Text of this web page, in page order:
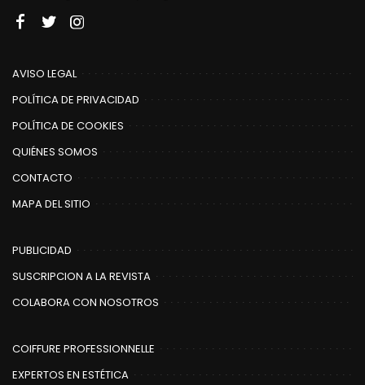
AVISO LEGAL
POLÍTICA DE PRIVACIDAD
POLÍTICA DE COOKIES
QUIÉNES SOMOS
CONTACTO
MAPA DEL SITIO
PUBLICIDAD
SUSCRIPCION A LA REVISTA
COLABORA CON NOSOTROS
COIFFURE PROFESSIONNELLE
EXPERTOS EN ESTÉTICA